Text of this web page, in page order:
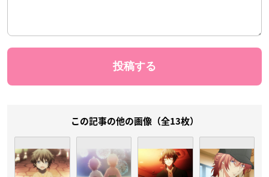
この記事の他の画像（全13枚）